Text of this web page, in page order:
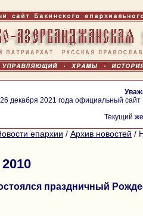
декабря 2021 года официальный
Текущий
епархии / Архив новостей /
праздничный